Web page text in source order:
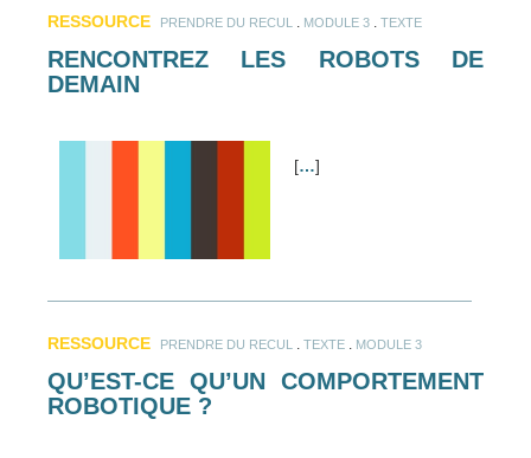
RESSOURCE PRENDRE DU RECUL MODULE 3 TEXTE
RENCONTREZ LES ROBOTS DE
DEMAIN
[…]
RESSOURCE PRENDRE DU RECUL TEXTE MODULE 3
QU’EST-CE QU’UN COMPORTEMENT
ROBOTIQUE ?